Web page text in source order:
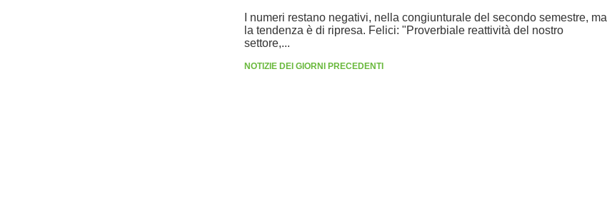
I numeri restano negativi, nella congiunturale del secondo semestre, ma
la tendenza è di ripresa. Felici: "Proverbiale reattività del nostro
settore,...
NOTIZIE DEI GIORNI PRECEDENTI